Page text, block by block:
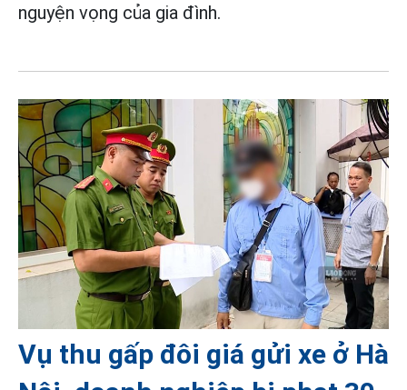
nguyện vọng của gia đình.
Vụ thu gấp đôi giá gửi xe ở Hà